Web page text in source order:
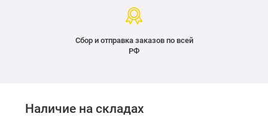
Сбор и отправка заказов по всей
РФ
Наличие на складах